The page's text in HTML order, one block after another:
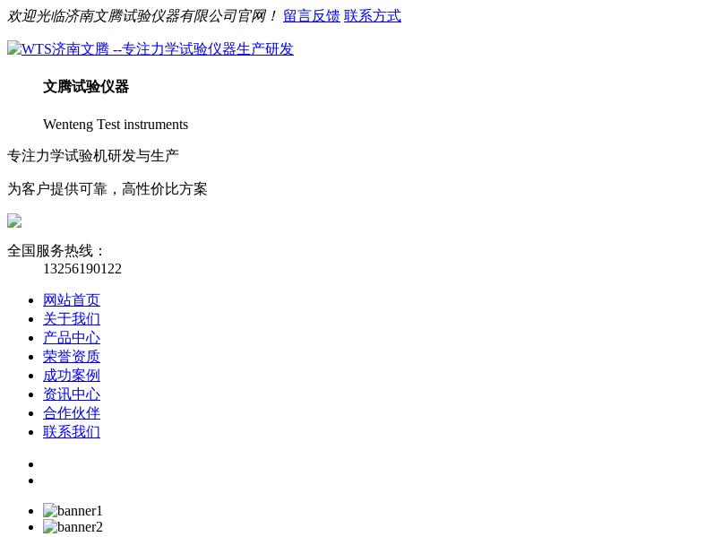
欢迎光临济南文腾试验仪器有限公司官网！ 留言反馈 联系方式
文腾试验仪器
Wenteng Test instruments
专注力学试验机研发与生产
为客户提供可靠，高性价比方案
全国服务热线：
13256190122
网站首页
关于我们
产品中心
荣誉资质
成功案例
资讯中心
合作伙伴
联系我们